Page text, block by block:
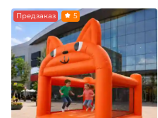
Предзаказ 5